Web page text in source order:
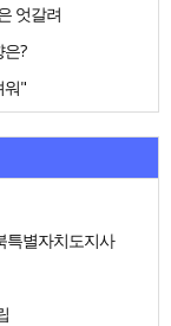
엇갈려
?
워"
특별자치도지사